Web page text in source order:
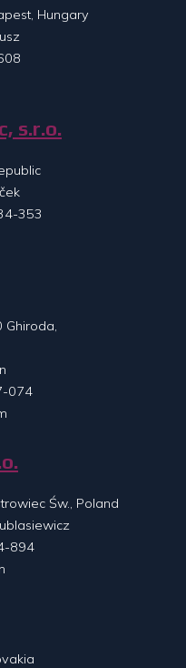
Hungary
s.r.o.
353
Ghiroda,
074
Św., Poland
894